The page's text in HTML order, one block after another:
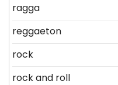
ragga
reggaeton
rock
rock and roll